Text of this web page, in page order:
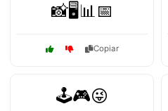
📸🖥️📊📅
Copiar
🕹️🎮😜